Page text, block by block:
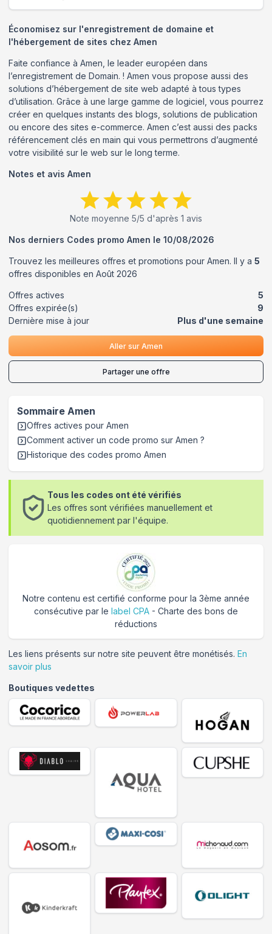
Économisez sur l'enregistrement de domaine et
l'hébergement de sites chez Amen
Faite confiance à Amen, le leader européen dans
l’enregistrement de Domain. ! Amen vous propose aussi des
solutions d’hébergement de site web adapté à tous types
d’utilisation. Grâce à une large gamme de logiciel, vous pourrez
créer en quelques instants des blogs, solutions de publication
ou encore des sites e-commerce. Amen c’est aussi des packs
référencement clés en main qui vous permettrons d’augmenté
votre visibilité sur le web sur le long terme.
Notes et avis Amen
Note moyenne 5/5 d'après 1 avis
Nos derniers Codes promo Amen le 10/08/2026
Trouvez les meilleures offres et promotions pour Amen. Il y a 5
offres disponibles en Août 2026
Offres actives
5
Offres expirée(s)
9
Dernière mise à jour
Plus d'une semaine
Aller sur Amen
Partager une offre
Sommaire Amen
Offres actives pour Amen
Comment activer un code promo sur Amen ?
Historique des codes promo Amen
Tous les codes ont été vérifiés
Les offres sont vérifiées manuellement et
quotidiennement par l'équipe.
Notre contenu est certifié conforme pour la 3ème année
consécutive par le label CPA - Charte des bons de
réductions
Les liens présents sur notre site peuvent être monétisés. En
savoir plus
Boutiques vedettes